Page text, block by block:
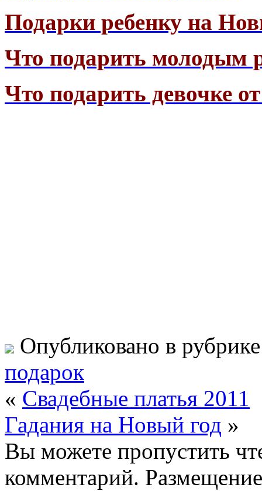
Подарки ребенку на
Что подарить молодым
Что подарить девочке
Опубликовано в
подарок
« Свадебные платья 2011
Гадания на Новый год »
Вы можете пропустить
комментарий.